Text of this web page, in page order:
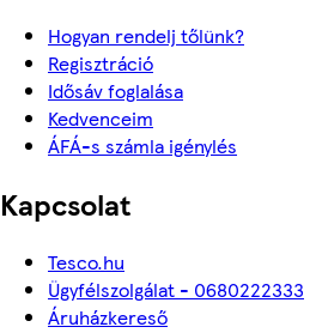
Hogyan rendelj tőlünk?
Regisztráció
Idősáv foglalása
Kedvenceim
ÁFÁ-s számla igénylés
Kapcsolat
Tesco.hu
Ügyfélszolgálat - 0680222333
Áruházkereső